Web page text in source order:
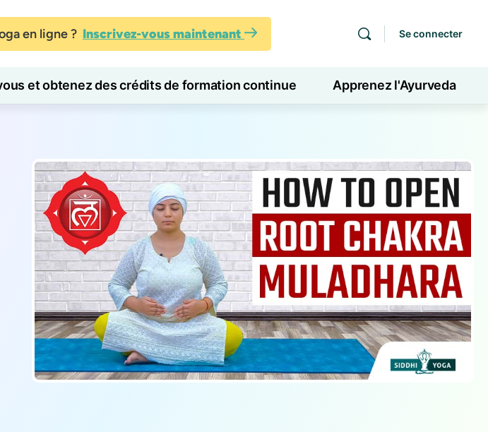
en ligne ? Inscrivez-vous maintenant Se connecter
et obtenez des crédits de formation continue Apprenez l'Ayurveda